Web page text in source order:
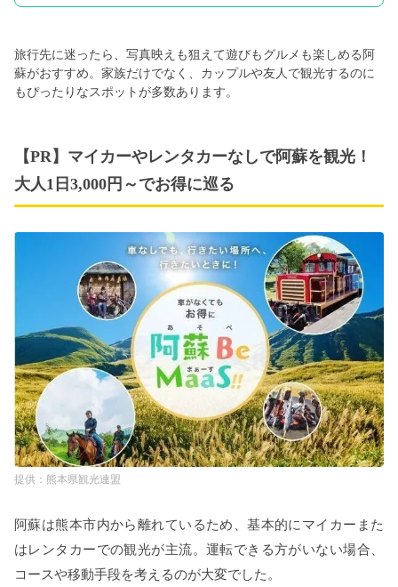
旅行先に迷ったら、写真映えも狙えて遊びもグルメも楽しめる阿
蘇がおすすめ。家族だけでなく、カップルや友人で観光するのに
もぴったりなスポットが多数あります。
【PR】マイカーやレンタカーなしで阿蘇を観光！
大人1日3,000円～でお得に巡る
熊本県観光連盟
阿蘇は熊本市内から離れているため、基本的にマイカーまた
はレンタカーでの観光が主流。運転できる方がいない場合、
コースや移動手段を考えるのが大変でした。